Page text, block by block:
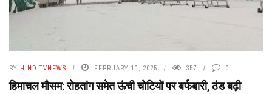
BY HINDITVNEWS FEBRUARY 10, 2025 357 0
हिमाचल मौसम: रोहतांग समेत ऊंची चोटियों पर बर्फबारी, ठंड बढ़ी